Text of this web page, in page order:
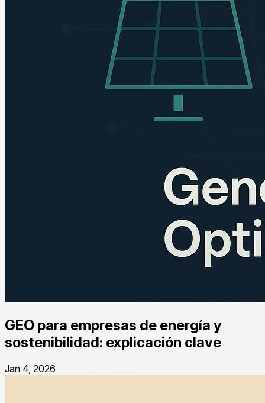
GEO para empresas de energía y
sostenibilidad: explicación clave
Jan 4, 2026